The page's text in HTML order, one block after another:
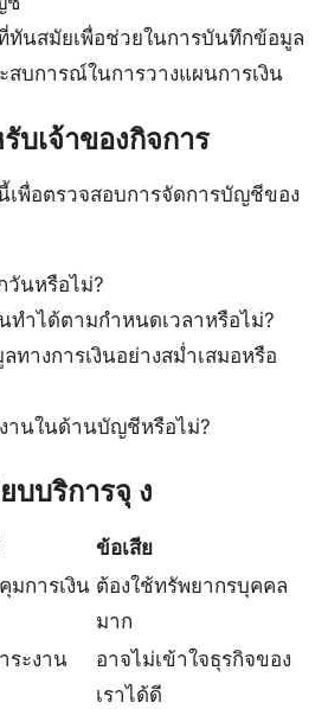
นสมัยเพื่อช่วยในการบันทึกข้อมูล
สบการณ์ในการวางแผนการเงิน
บเจ้าของกิจการ
เพื่อตรวจสอบการจัดการบัญชีของ
นหรือไม่?
ทำได้ตามกำหนดเวลาหรือไม่?
ทางการเงินอย่างสม่ำเสมอหรือ
านในด้านบัญชีหรือไม่?
บบริการจุ ง
ข้อเสีย
มการเงิน ต้องใช้ทรัพยากรบุคคล
มาก
ระงาน
อาจไม่เข้าใจธุรกิจของ
เราได้ดี